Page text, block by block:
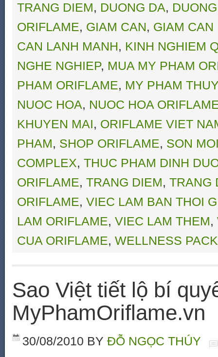
TRANG DIEM, DUONG DA,
ORIFLAME, GIAM CAN, GIAM CAN
CAN LANH MANH, KINH NGHIEM
NGHE NGHIEP, MUA MY PHAM
PHAM ORIFLAME, MY PHAM
NUOC HOA, NUOC HOA
KHUYEN MAI, ORIFLAME VIET
PHAM, SHOP ORIFLAME, SON
COMPLEX, THUC PHAM DINH
ORIFLAME, TRANG DIEM, TRANG
ORIFLAME, VIEC LAM BAN THOI
LAM ORIFLAME, VIEC LAM THEM,
CUA ORIFLAME, WELLNESS
Sao Việt tiết lộ bí
MyPhamOriflame.vn
30/08/2010 BY ĐỖ NGỌC THÚY